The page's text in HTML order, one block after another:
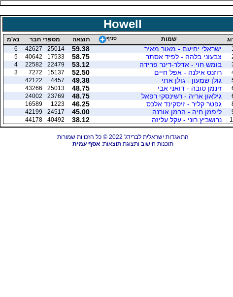
Howell
שמות סניף תוצאה מספרי חבר
נא'מ
1
ישראלי יחיעם - מאור מאיר 59.38
25014
42627
6
צבעוני בלהה - לפיד אסתר 58.75
17533
40642
5
בומש חוי - אדלר-דינר פרידה 53.12
22479
22582
4
רוזנס אילנה - אפל חיים 52.50
15137
7272
3
גולן שמעון - גולן אתי 49.38
4457
42122
זינמן טובה - דואני אבי 48.75
25013
43266
גילאון אריה - רשינסקי רפאל 48.75
23769
24002
גפטר קליר - זיסקינד אלכס 46.25
1223
16589
ליפמן חיה - הרמן אורנה 45.00
24517
42199
נרושביץ רוני - עקל עליזה 38.12
40492
44178
התאגדות ישראלית לברידג' 2022 © כל הזכויות שמורות
תוכנות חישוב ותצוגת תוצאות:אסף עמית